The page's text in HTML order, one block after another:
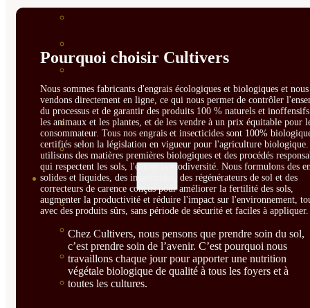
PLANTAS
PLANTAS INTERIOR
GROWPUNCH
SEMILLAS
VER TODAS
BIODINÁMICAS DEMETER
HORTALIZA FRUTO
SEMILLAS HORTALIZA DE
Pourquoi choisir Cultivers
Nous sommes fabricants d'engrais écologiques et biologiques et nous
vendons directement en ligne, ce qui nous permet de contrôler
du processus et de garantir des produits 100 % naturels et
les animaux et les plantes, et de les vendre à un prix équitable pour
consommateur. Tous nos engrais et insecticides sont 100%
certifiés selon la législation en vigueur pour l'agriculture biologique.
utilisons des matières premières biologiques et des procédés
qui respectent les sols, l'eau et la biodiversité. Nous formulons des
solides et liquides, des insecticides, des régénérateurs de sol et des
correcteurs de carence conçus pour améliorer la fertilité des sols,
augmenter la productivité et réduire l'impact sur l'environnement,
avec des produits sûrs, sans période de sécurité et faciles à appliquer.
Chez Cultivers, nous pensons que prendre soin du sol,
c’est prendre soin de l’avenir. C’est pourquoi nous
travaillons chaque jour pour apporter une nutrition
végétale biologique de qualité à tous les foyers et à
toutes les cultures.